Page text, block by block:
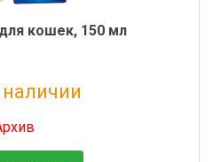
кошек, 150 мл